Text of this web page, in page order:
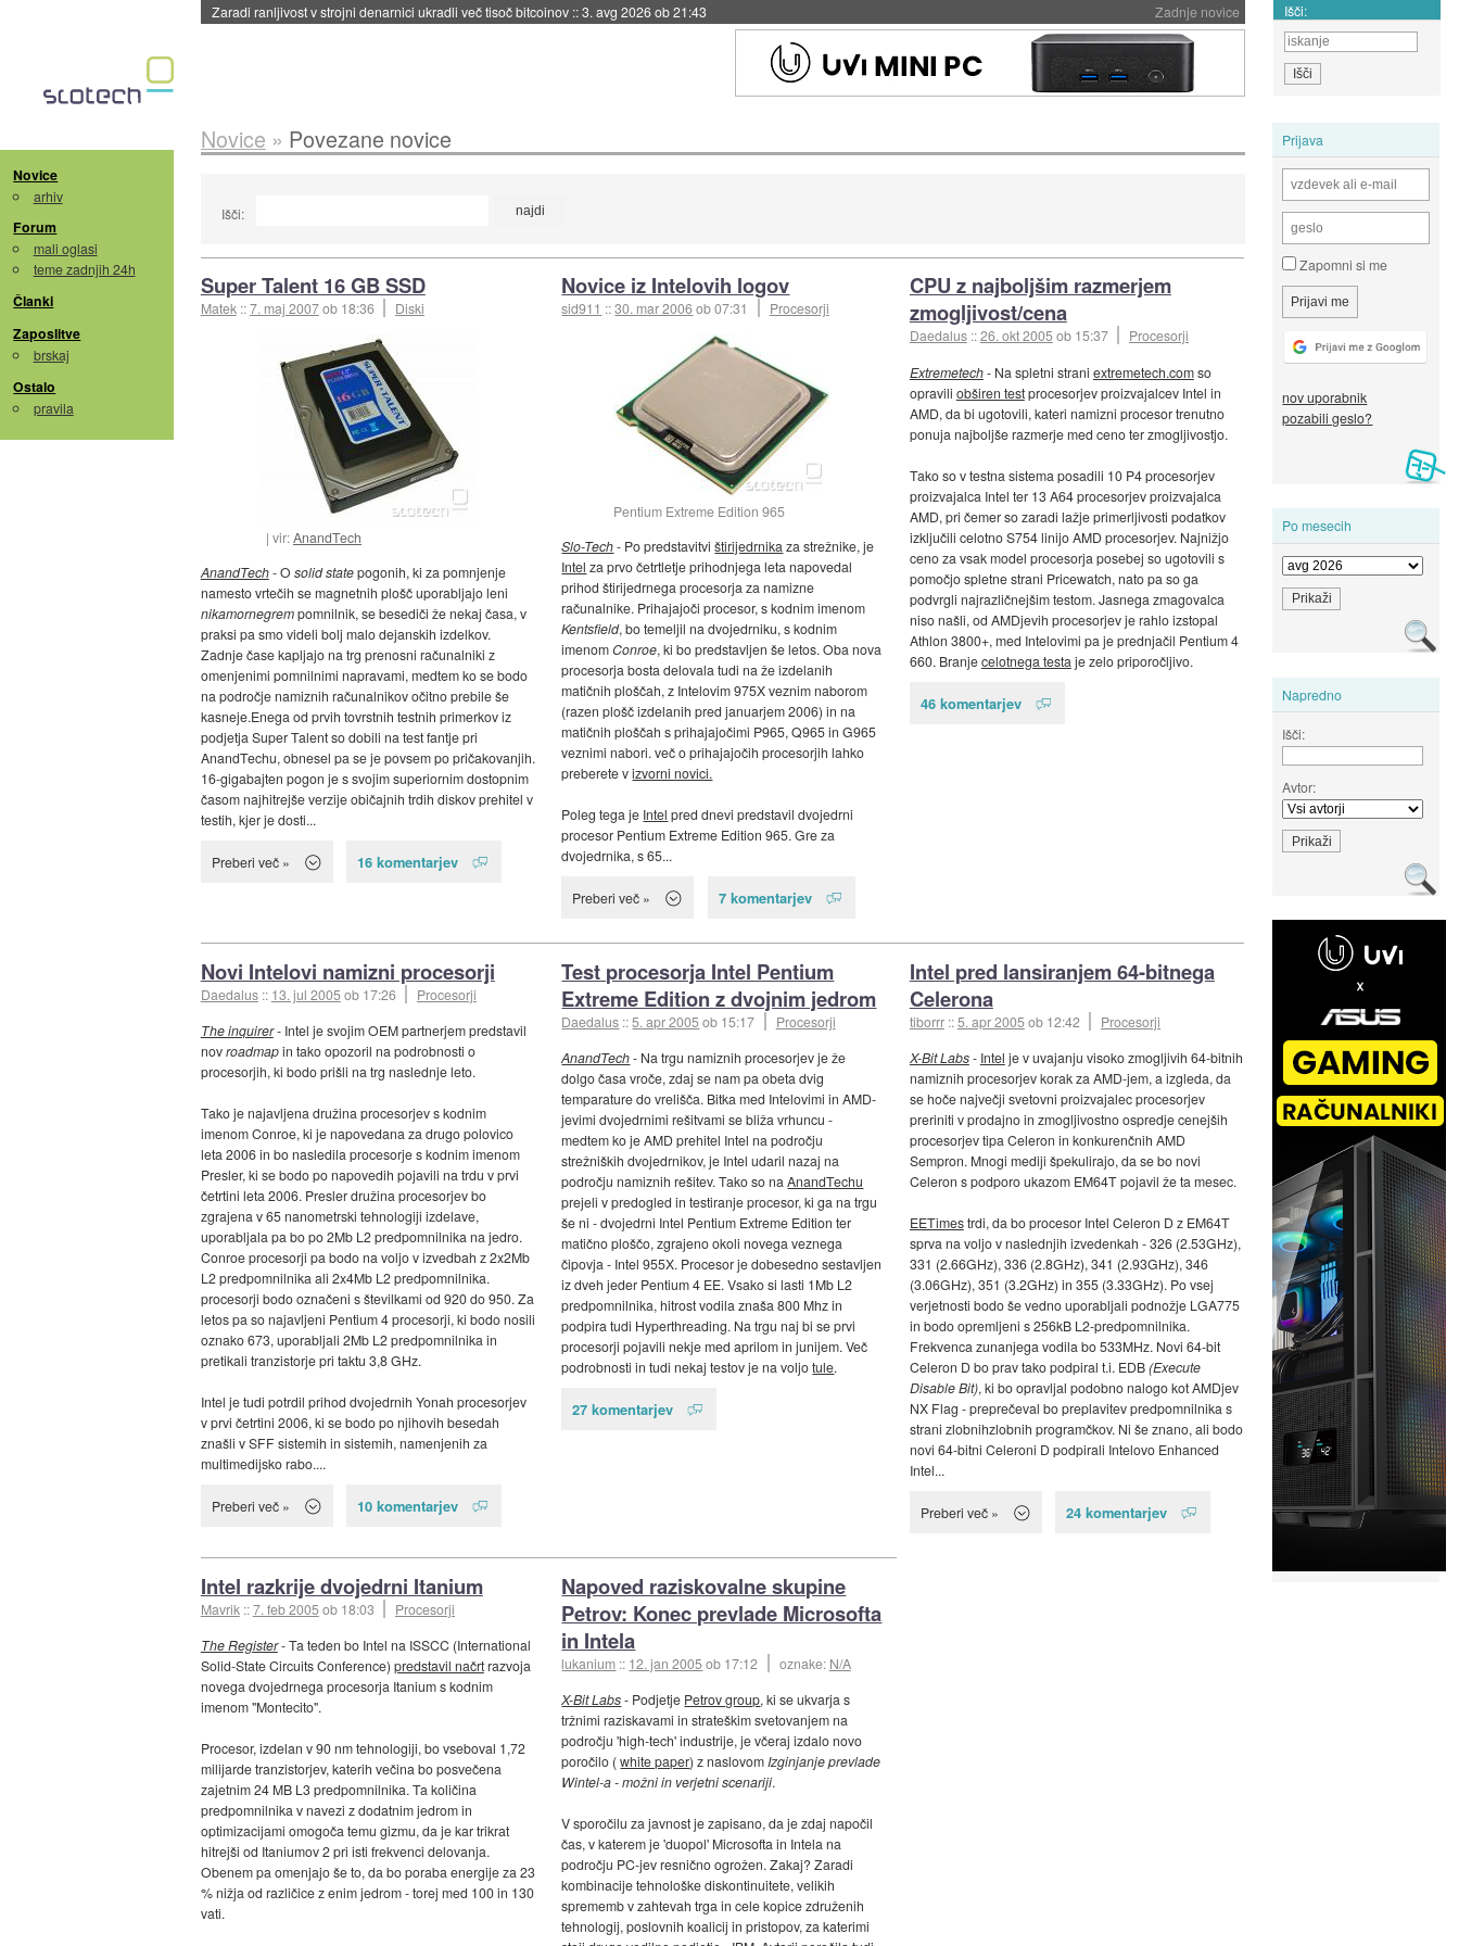
Zadnje novice
Zaradi ranljivost v strojni denarnici ukradli več tisoč bitcoinov ::3. avg 2026 ob 21:43 Išči:
Novice
arhiv
Forum
mali oglasi
teme zadnjih 24h
Članki
Zaposlitve
brskaj
Ostalo
pravila
Prijava
Zapomni si me
nov uporabnik
pozabili geslo?
Po mesecih
Napredno
Išči:
Avtor:
Novice » Povezane novice
Išči:
Super Talent 16 GB SSD
Matek ::7. maj 2007ob 18:36 Diski
vir:AnandTech
AnandTech- O solid statepogonih, ki za pomnjenje
namesto vrtečih se magnetnih plošč uporabljajo leni
nikamornegrempomnilnik, se besediči že nekaj časa, v
praksi pa smo videli bolj malo dejanskih izdelkov.
Zadnje čase kapljajo na trg prenosni računalniki z
omenjenimi pomnilnimi napravami, medtem ko se bodo
na področje namiznih računalnikov očitno prebile še
kasneje.Enega od prvih tovrstnih testnih primerkov iz
podjetja Super Talent so dobili na test fantje pri
AnandTechu, obnesel pa se je povsem po pričakovanjih.
16-gigabajten pogon je s svojim superiornim dostopnim
časom najhitrejše verzije običajnih trdih diskov prehitel v
testih, kjer je dosti...
Preberi več » 16 komentarjev
Novice iz Intelovih logov
sid911 ::30. mar 2006ob 07:31 Procesorji
Pentium Extreme Edition 965
Slo-Tech- Po predstavitvištirijedrnika za strežnike, je
Intel za prvo četrtletje prihodnjega leta napovedal
prihod štirijedrnega procesorja za namizne
računalnike. Prihajajoči procesor, s kodnim imenom
Kentsfield, bo temeljil na dvojedrniku, s kodnim
imenomConroe, ki bo predstavljen še letos. Oba nova
procesorja bosta delovala tudi na že izdelanih
matičnih ploščah, z Intelovim 975X veznim naborom
(razen plošč izdelanih pred januarjem 2006) in na
matičnih ploščah s prihajajočimi P965, Q965 in G965
veznimi nabori. več o prihajajočih procesorjih lahko
preberete vizvorni novici.
Poleg tega je Intel pred dnevi predstavil dvojedrni
procesor Pentium Extreme Edition 965. Gre za
dvojedrnika, s 65...
Preberi več » 7 komentarjev
CPU z najboljšim razmerjem
zmogljivost/cena
Daedalus ::26. okt 2005ob 15:37
Procesorji
Extremetech- Na spletni strani extremetech.comso
opravili obširen testprocesorjev proizvajalcev Intel in
AMD, da bi ugotovili, kateri namizni procesor trenutno
ponuja najboljše razmerje med ceno ter zmogljivostjo.
Tako so v testna sistema posadili 10 P4 procesorjev
proizvajalca Intel ter 13 A64 procesorjev proizvajalca
AMD, pri čemer so zaradi lažje primerljivosti podatkov
izključili celotno S754 linijo AMD procesorjev. Najnižjo
ceno za vsak model procesorja posebej so ugotovili s
pomočjo spletne strani Pricewatch, nato pa so ga
podvrgli najrazličnejšim testom. Jasnega zmagovalca
niso našli, od AMDjevih procesorjev je rahlo izstopal
Athlon 3800+, med Intelovimi pa je prednjačil Pentium 4
660. Branjecelotnega testa je zelo priporočljivo.
46 komentarjev
Novi Intelovi namizni procesorji
Daedalus :: 13. jul 2005ob 17:26
Procesorji
The inquirer- Intel je svojim OEM partnerjem predstavil
novroadmapin tako opozoril na podrobnosti o
procesorjih, ki bodo prišli na trg naslednje leto.
Tako je najavljena družina procesorjev s kodnim
imenom Conroe, ki je napovedana za drugo polovico
leta 2006 in bo nasledila procesorje s kodnim imenom
Presler, ki se bodo po napovedih pojavili na trdu v prvi
četrtini leta 2006. Presler družina procesorjev bo
zgrajena v 65 nanometrski tehnologiji izdelave,
uporabljala pa bo po 2Mb L2 predpomnilnika na jedro.
Conroe procesorji pa bodo na voljo v izvedbah z 2x2Mb
L2 predpomnilnika ali 2x4Mb L2 predpomnilnika.
procesorji bodo označeni s številkami od 920 do 950. Za
letos pa so najavljeni Pentium 4 procesorji, ki bodo nosili
oznako 673, uporabljali 2Mb L2 predpomnilnika in
pretikali tranzistorje pri taktu 3,8 GHz.
Intel je tudi potrdil prihod dvojedrnih Yonah procesorjev
v prvi četrtini 2006, ki se bodo po njihovih besedah
znašli v SFF sistemih in sistemih, namenjenih za
multimedijsko rabo....
Preberi več » 10 komentarjev
Test procesorja Intel Pentium
Extreme Edition z dvojnim jedrom
Daedalus ::5. apr 2005ob 15:17
Procesorji
AnandTech- Na trgu namiznih procesorjev je že
dolgo časa vroče, zdaj se nam pa obeta dvig
temparature do vrelišča. Bitka med Intelovimi in AMD-
jevimi dvojedrnimi rešitvami se bliža vrhuncu -
medtem ko je AMD prehitel Intel na področju
strežniških dvojedrnikov, je Intel udaril nazaj na
področju namiznih rešitev. Tako so naAnandTechu
prejeli v predogled in testiranje procesor, ki ga na trgu
še ni - dvojedrni Intel Pentium Extreme Edition ter
matično ploščo, zgrajeno okoli novega veznega
čipovja - Intel 955X. Procesor je dobesedno sestavljen
iz dveh jeder Pentium 4 EE. Vsako si lasti 1Mb L2
predpomnilnika, hitrost vodila znaša 800 Mhz in
podpira tudi Hyperthreading. Na trgu naj bi se prvi
procesorji pojavili nekje med aprilom in junijem. Več
podrobnosti in tudi nekaj testov je na voljotule.
27 komentarjev
Intel pred lansiranjem 64-bitnega
Celerona
tiborrr ::5. apr 2005ob 12:42
Procesorji
X-Bit Labs- Intel je v uvajanju visoko zmogljivih 64-bitnih
namiznih procesorjev korak za AMD-jem, a izgleda, da
se hoče največji svetovni proizvajalec procesorjev
preriniti v prodajno in zmogljivostno ospredje cenejših
procesorjev tipa Celeron in konkurenčnih AMD
Sempron. Mnogi mediji špekulirajo, da se bo novi
Celeron s podporo ukazom EM64T pojavil že ta mesec.
EETimestrdi, da bo procesor Intel Celeron D z EM64T
sprva na voljo v naslednjih izvedenkah - 326 (2.53GHz),
331 (2.66GHz), 336 (2.8GHz), 341 (2.93GHz), 346
(3.06GHz), 351 (3.2GHz) in 355 (3.33GHz). Po vsej
verjetnosti bodo še vedno uporabljali podnožje LGA775
in bodo opremljeni s 256kB L2-predpomnilnika.
Frekvenca zunanjega vodila bo 533MHz. Novi 64-bit
Celeron D bo prav tako podpiral t.i. EDB(Execute
Disable Bit), ki bo opravljal podobno nalogo kot AMDjev
NX Flag - preprečeval bo preplavitev predpomnilnika s
strani zlobnihzlobnih programčkov. Ni še znano, ali bodo
novi 64-bitni Celeroni D podpirali Intelovo Enhanced
Intel...
Preberi več » 24 komentarjev
Intel razkrije dvojedrni Itanium
Mavrik ::7. feb 2005ob 18:03
Procesorji
The Register- Ta teden bo Intel na ISSCC (International
Solid-State Circuits Conference) predstavil načrtrazvoja
novega dvojedrnega procesorja Itanium s kodnim
imenom "Montecito".
Procesor, izdelan v 90 nm tehnologiji, bo vseboval 1,72
milijarde tranzistorjev, katerih večina bo posvečena
zajetnim 24 MB L3 predpomnilnika. Ta količina
predpomnilnika v navezi z dodatnim jedrom in
optimizacijami omogoča temu gizmu, da je kar trikrat
hitrejši od Itaniumov 2 pri isti frekvenci delovanja.
Obenem pa omenjajo še to, da bo poraba energije za 23
% nižja od različice z enim jedrom - torej med 100 in 130
vati.
Napoved raziskovalne skupine
Petrov: Konec prevlade Microsofta
in Intela
lukanium :: 12. jan 2005ob 17:12 oznake: N/A
X-Bit Labs- Podjetje Petrov group, ki se ukvarja s
tržnimi raziskavami in strateškim svetovanjem na
področju 'high-tech' industrije, je včeraj izdalo novo
poročilo (white paper) z naslovom Izginjanje prevlade
Wintel-a - možni in verjetni scenariji.
V sporočilu za javnost je zapisano, da je zdaj napočil
čas, v katerem je 'duopol' Microsofta in Intela na
področju PC-jev resnično ogrožen. Zakaj? Zaradi
kombinacije tehnološke diskontinuitete, velikih
sprememb v zahtevah trga in cele kopice združenih
tehnologij, poslovnih koalicij in pristopov, za katerimi